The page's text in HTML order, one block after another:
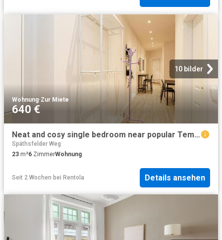
10 bilder
Wohnung·Zur Miete
640 €
Neat and cosy single bedroom near popular Tempelhofer Feld
Späthsfelder Weg
23 m²6 ZimmerWohnung
Seit 2 Wochen bei Rentola Details ansehen